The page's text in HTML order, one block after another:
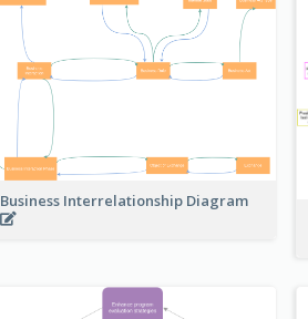
Business Interrelationship Diagram